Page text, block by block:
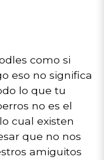
como si
eso no significa
lo que tu
no es el
cual existen
que no nos
amiguitos